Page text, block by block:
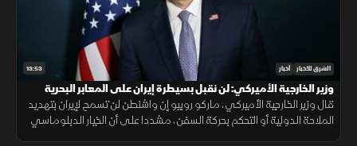
13:53 الشرق للأخبار أخبار
وزير الخارجية الأميركي: لن نقبل بسيطرة إيران على المعابر البحرية
قال وزير الخارجية الأميركي، ماركو روبيو إن واشنطن لن تسمح لإيران بتهديد
الملاحة الدولية أو التحكم بحركة السفن، مشددا على أن الخيار الدبلوماسي